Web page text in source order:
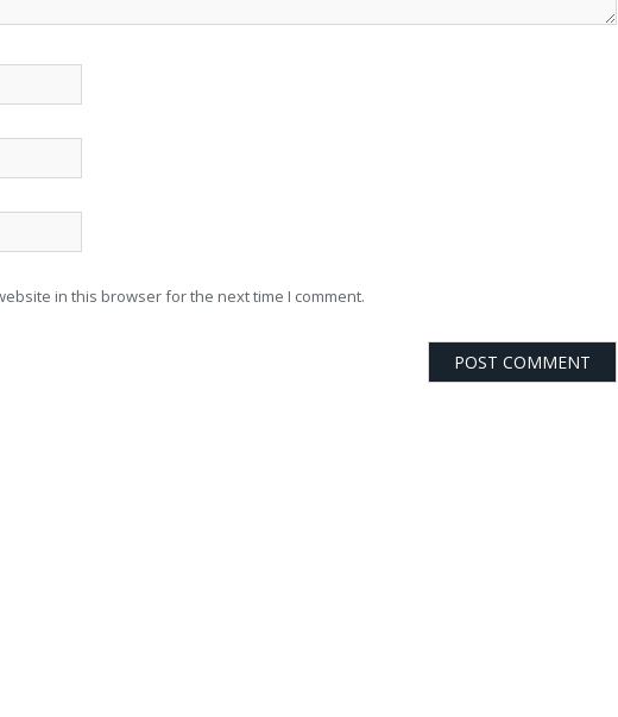
in this browser for the next time I comment.